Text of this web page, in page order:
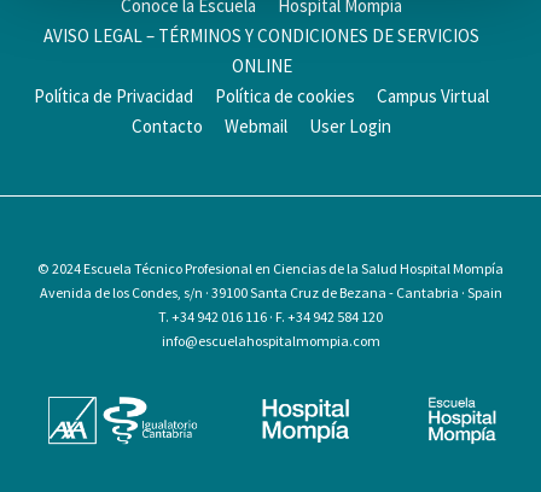
Conoce la Escuela
Hospital Mompía
AVISO LEGAL – TÉRMINOS Y CONDICIONES DE SERVICIOS
ONLINE
Política de Privacidad
Política de cookies
Campus Virtual
Contacto
Webmail User Login
© 2024 Escuela Técnico Profesional en Ciencias de la Salud Hospital Mompía
Avenida de los Condes, s/n · 39100 Santa Cruz de Bezana - Cantabria · Spain
T. +34 942 016 116 · F. +34 942 584 120
info@escuelahospitalmompia.com